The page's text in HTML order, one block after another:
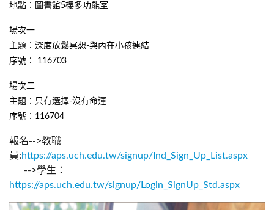
地點：圖書館5樓多功能室
場次一
主題：深度放鬆冥想-與內在小孩連結
序號： 116703
場次二
主題：只有選擇-沒有命運
序號：116704
報名-->教職
員:https://aps.uch.edu.tw/signup/Ind_Sign_Up_List.aspx
-->學生：
https://aps.uch.edu.tw/signup/Login_SignUp_Std.aspx